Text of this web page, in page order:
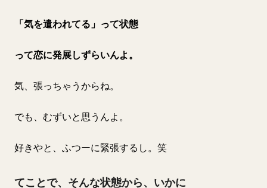
「気を遣われてる」って状態
って恋に発展しずらいんよ。
気、張っちゃうからね。
でも、むずいと思うんよ。
好きやと、ふつーに緊張するし。笑
てことで、そんな状態から、いかに